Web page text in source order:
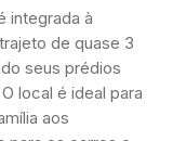
integrada à
de quase 3
seus prédios
local é ideal para
aos